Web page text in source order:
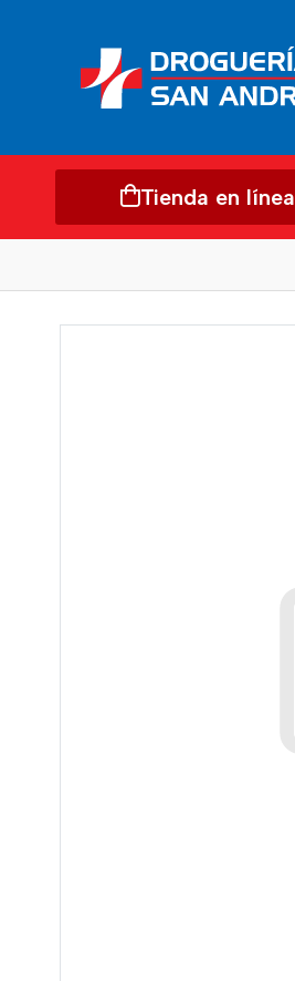
Tienda en línea